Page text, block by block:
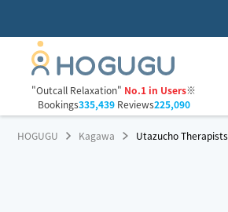
"Outcall Relaxation" No.1 in Users※
Bookings335,439Reviews225,090
HOGUGU Kagawa Utazucho Therapists